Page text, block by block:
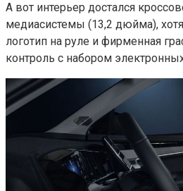
А вот интерьер достался
медиасистемы (13,2 дюйма),
логотип на руле и фирменная
контроль с набором